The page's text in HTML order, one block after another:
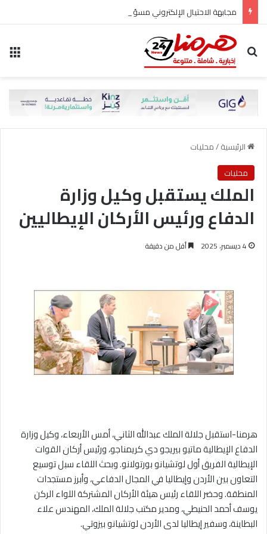
مجابهة الاحتيال الإلكتروني مسؤولية مشتركة
بحث عن
الرئيسية/محليات
محليات
الملك يستقبل وكيل وزارة
الدفاع ورئيس الأركان الإيطاليين
4 ديسمبر، 2025 أقل من دقيقة
هرمنا-استقبل جلالة الملك عبدالله الثاني، أمس الأربعاء، وكيل وزارة
الدفاع الإيطالية ماتيو بيريجو دي كريمناجو، ورئيس أركان القوات
الإيطالية الفريق أول لوتشيانو بورتولانو. وبحث اللقاء سبل توسيع
التعاون بين الأردن وإيطاليا في المجال الدفاعي، وأبرز مستجدات
المنطقة. وحضر اللقاء رئيس هيئة الأركان المشتركة اللواء الركن
يوسف أحمد الحنيطي، ومدير مكتب جلالة الملك، المهندس علاء
البطاينة، وسفير إيطاليا لدى الأردن لوتشيانو بيزوتي.